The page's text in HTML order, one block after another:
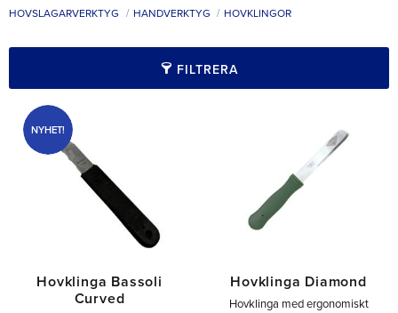
HOVSLAGARVERKTYG HANDVERKTYG HOVKLINGOR
FILTRERA
Hovklinga Bassoli
Curved
NYHET!
Hovklinga Diamond
​Hovklinga med ergonomiskt